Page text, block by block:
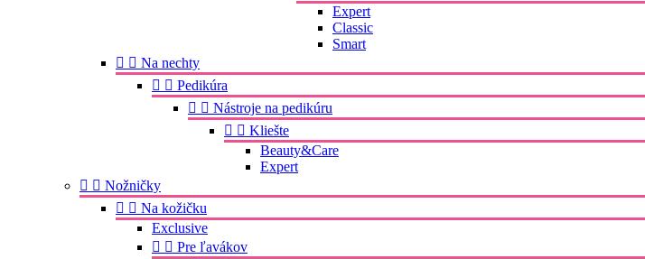
Expert
Classic
Smart
  Na nechty
  Pedikúra
  Nástroje na pedikúru
  Kliešte
Beauty&Care
Expert
  Nožničky
  Na kožičku
Exclusive
  Pre ľavákov